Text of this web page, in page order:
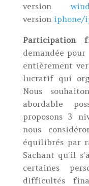
version
version iphone/
Participation
demandée
entièrement
lucratif qui
Nous
abordable
proposons 3
nous
équilibrés par
Sachant qu’il
certaines
difficultés